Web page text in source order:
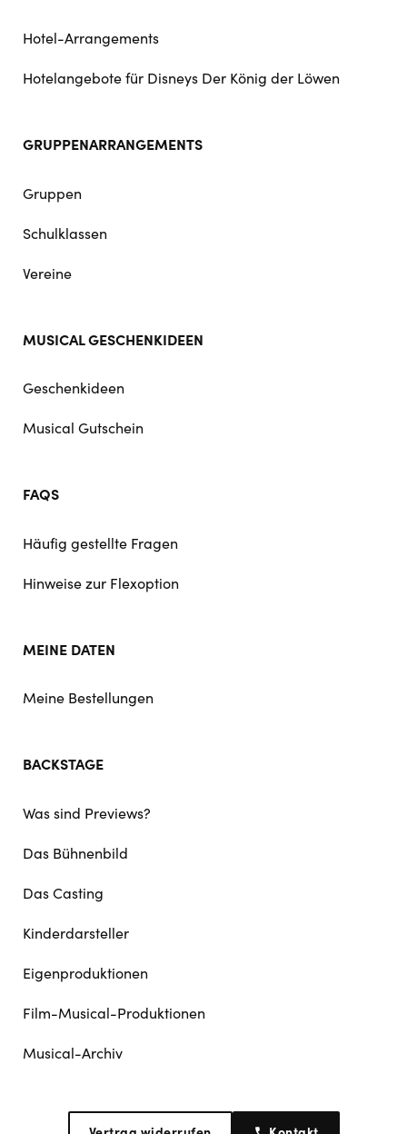
Hotel-Arrangements
Hotelangebote für Disneys Der König der Löwen
GRUPPENARRANGEMENTS
Gruppen
Schulklassen
Vereine
MUSICAL GESCHENKIDEEN
Geschenkideen
Musical Gutschein
FAQS
Häufig gestellte Fragen
Hinweise zur Flexoption
MEINE DATEN
Meine Bestellungen
BACKSTAGE
Was sind Previews?
Das Bühnenbild
Das Casting
Kinderdarsteller
Eigenproduktionen
Film-Musical-Produktionen
Musical-Archiv